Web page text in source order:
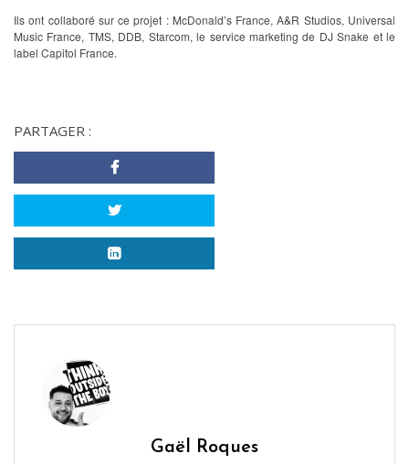
Ils ont collaboré sur ce projet : McDonald’s France, A&R Studios, Universal
Music France, TMS, DDB, Starcom, le service marketing de DJ Snake et le
label Capitol France.
PARTAGER :
Gaël Roques